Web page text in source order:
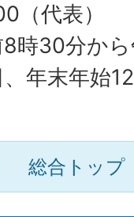
（代表）
時30分か
、年末年始
総合トップ